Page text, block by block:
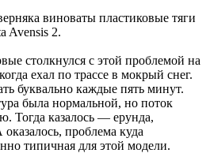
виноваты пластиковые тяги
Avensis 2.
столкнулся с этой проблемой на
ехал по трассе в мокрый снег.
буквально каждые пять минут.
была нормальной, но поток
Тогда казалось — ерунда,
проблема куда
типичная для этой модели.